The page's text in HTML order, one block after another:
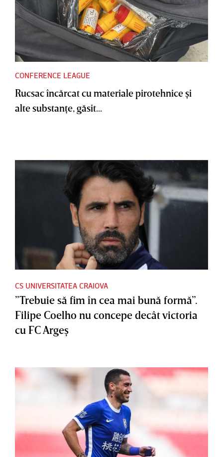
CONFERENCE LEAGUE
Rucsac încărcat cu materiale pirotehnice şi
alte substanţe, găsit...
CS UNIVERSITATEA CRAIOVA
”Trebuie să fim în cea mai bună formă”.
Filipe Coelho nu concepe decât victoria
cu FC Argeş